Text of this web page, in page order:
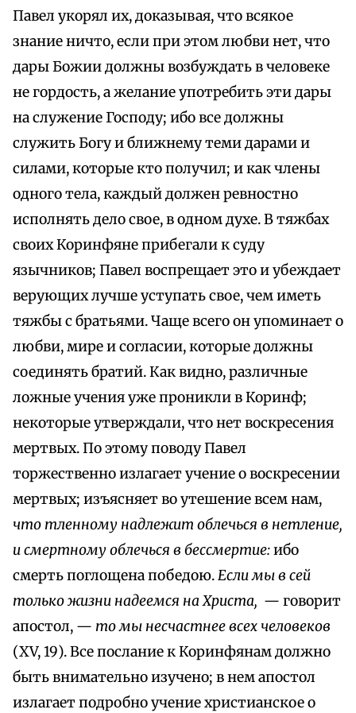
Павел укорял их, доказывая, что всякое
знание ничто, если при этом любви нет, что
дары Божии должны возбуждать в человеке
не гордость, а желание употребить эти дары
на служение Господу; ибо все должны
служить Богу и ближнему теми дарами и
силами, которые кто получил; и как члены
одного тела, каждый должен ревностно
исполнять дело свое, в одном духе. В тяжбах
своих Коринфяне прибегали к суду
язычников; Павел воспрещает это и убеждает
верующих лучше уступать свое, чем иметь
тяжбы с братьями. Чаще всего он упоминает о
любви, мире и согласии, которые должны
соединять братий. Как видно, различные
ложные учения уже проникли в Коринф;
некоторые утверждали, что нет воскресения
мертвых. По этому поводу Павел
торжественно излагает учение о воскресении
мертвых; изъясняет во утешение всем нам,
что тленному надлежит облечься в нетление,
и смертному облечься в бессмертие:ибо
смерть поглощена победою.Если мы в сей
только жизни надеемся на Христа, — говорит
апостол, — то мы несчастнее всех человеков
(XV, 19). Все послание к Коринфянам должно
быть внимательно изучено; в нем апостол
излагает подробно учение христианское о